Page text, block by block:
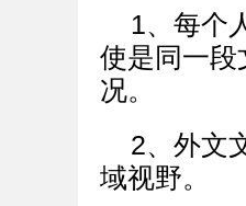
1、每个
使是同一段
况。
2、外文
域视野。